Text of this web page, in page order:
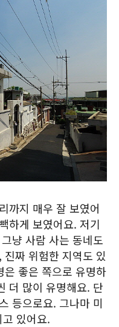
까지 매우 잘 보였어
하게 보였어요. 저기
냥 사람 사는 동네도
짜 위험한 지역도 있
좋은 쪽으로 유명하
더 많이 유명해요. 단
등으로요. 그나마 미
있어요.